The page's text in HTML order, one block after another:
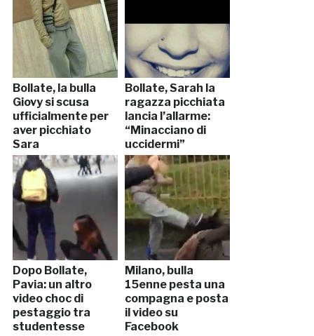
Bollate, la bulla
Giovy si scusa
ufficialmente per
aver picchiato
Sara
Bollate, Sarah la
ragazza picchiata
lancia l’allarme:
“Minacciano di
uccidermi”
Dopo Bollate,
Pavia: un altro
video choc di
pestaggio tra
studentesse
Milano, bulla
15enne pesta una
compagna e posta
il video su
Facebook